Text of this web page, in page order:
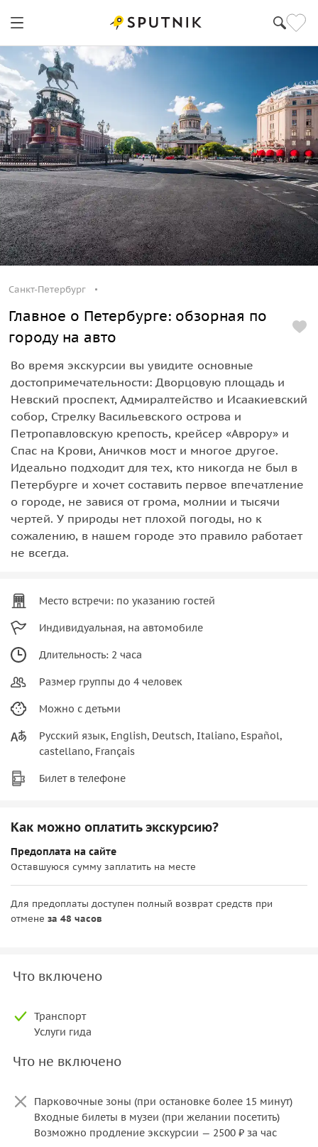
Санкт-Петербург
Главное о Петербурге: обзорная по
городу на авто
Во время экскурсии вы увидите основные
достопримечательности: Дворцовую площадь и
Невский проспект, Адмиралтейство и Исаакиевский
собор, Стрелку Васильевского острова и
Петропавловскую крепость, крейсер «Аврору» и
Спас на Крови, Аничков мост и многое другое.
Идеально подходит для тех, кто никогда не был в
Петербурге и хочет составить первое впечатление
о городе, не завися от грома, молнии и тысячи
чертей. У природы нет плохой погоды, но к
сожалению, в нашем городе это правило работает
не всегда.
Место встречи: по указанию гостей
Индивидуальная, на автомобиле
Длительность: 2 часа
Размер группы до 4 человек
Можно с детьми
Русский язык, English, Deutsch, Italiano, Español,
castellano, Français
Билет в телефоне
Как можно оплатить экскурсию?
Предоплата на сайте
Оставшуюся сумму заплатить на месте
Для предоплаты доступен полный возврат средств при
отмене за 48 часов
Что включено
Транспорт
Услуги гида
Что не включено
Парковочные зоны (при остановке более 15 минут)
Входные билеты в музеи (при желании посетить)
Возможно продление экскурсии — 2500 ₽ за час